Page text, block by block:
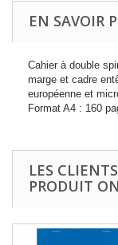
EN SAVOIR
Cahier à double
marge et cadre
européenne et
Format A4 : 160
LES
PRODUIT